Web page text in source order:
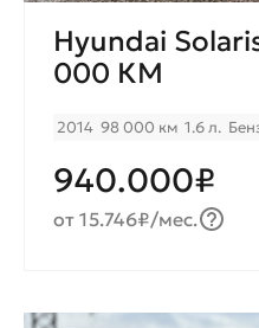
Hyundai
000 КМ
2014 98 000 км 1.6 л.
940.000₽
от 15.746₽/мес.